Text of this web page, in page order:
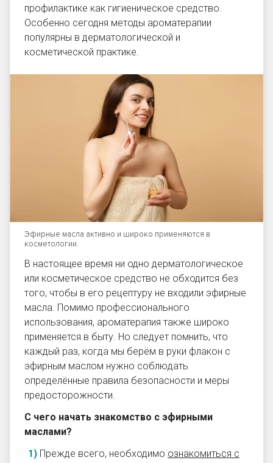
профилактике как гигиеническое средство.
Особенно сегодня методы ароматерапии
популярны в дерматологической и
косметической практике.
Эфирные масла активно и широко применяются в
косметологии.
В настоящее время ни одно дерматологическое
или косметическое средство не обходится без
того, чтобы в его рецептуру не входили эфирные
масла. Помимо профессионального
использования, ароматерапия также широко
применяется в быту. Но следует помнить, что
каждый раз, когда мы берём в руки флакон с
эфирным маслом нужно соблюдать
определённые правила безопасности и меры
предосторожности.
С чего начать знакомство с эфирными
маслами?
Прежде всего, необходимо ознакомиться с